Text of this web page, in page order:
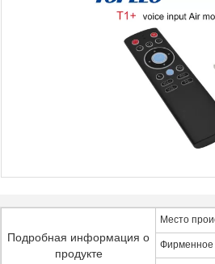
Подробная информация о
продукте
Место
Фирменное